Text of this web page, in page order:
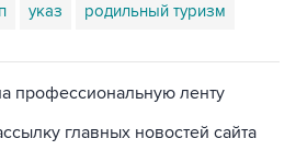
указ родильный туризм
профессиональную ленту
главных новостей сайта